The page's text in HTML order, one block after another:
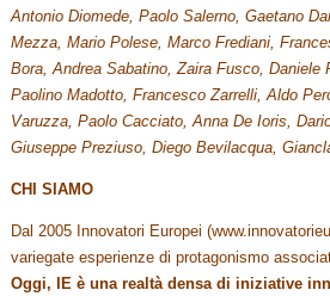
Antonio Diomede, Paolo Salerno, Gaetano
Mezza, Mario Polese, Marco Frediani,
Bora, Andrea Sabatino, Zaira Fusco, Daniele
Paolino Madotto, Francesco Zarrelli, Aldo
Varuzza, Paolo Cacciato, Anna De Ioris,
Giuseppe Preziuso, Diego Bevilacqua,
CHI SIAMO
Dal 2005 Innovatori Europei
variegate esperienze di protagonismo
Oggi, IE è una realtà densa di iniziative